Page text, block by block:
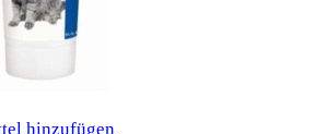
hinzufügen